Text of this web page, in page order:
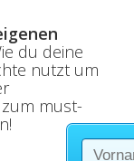
du deine
nutzt um
must-